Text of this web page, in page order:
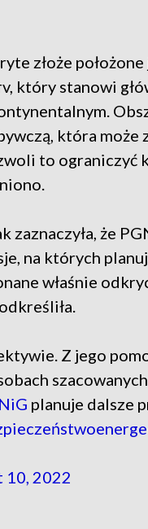
złoże
który stanowi
która może
to ograniczyć
zaznaczyła, że
na których
właśnie
Z jego
planuje dalsze
10, 2022